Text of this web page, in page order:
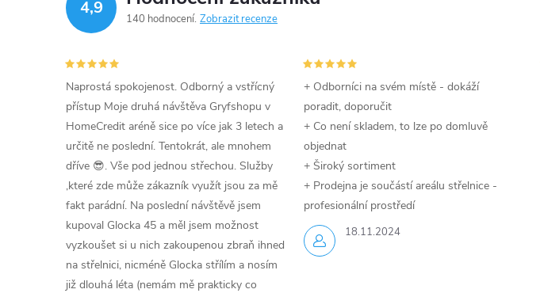
4,9
140 hodnocení Zobrazit recenze
Naprostá spokojenost. Odborný a vstřícný
přístup Moje druhá návštěva Gryfshopu v
HomeCredit aréně sice po více jak 3 letech a
určitě ne poslední. Tentokrát, ale mnohem
dříve 😎. Vše pod jednou střechou. Služby
,které zde může zákazník využít jsou za mě
fakt parádní. Na poslední návštěvě jsem
kupoval Glocka 45 a měl jsem možnost
vyzkoušet si u nich zakoupenou zbraň ihned
na střelnici, nicméně Glocka střílím a nosím
již dlouhá léta (nemám mě prakticky co
18.11.2024
+ Odborníci na svém místě - dokáží
poradit, doporučit
+ Co není skladem, to lze po domluvě
objednat
+ Široký sortiment
+ Prodejna je součástí areálu střelnice -
profesionální prostředí